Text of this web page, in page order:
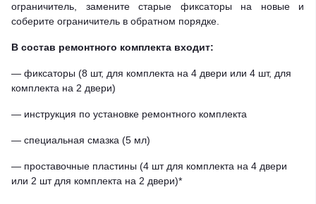
ограничитель, замените старые фиксаторы на новые и
соберите ограничитель в обратном порядке.
В состав ремонтного комплекта входит:
— фиксаторы (8 шт, для комплекта на 4 двери или 4 шт, для
комплекта на 2 двери)
— инструкция по установке ремонтного комплекта
— специальная смазка (5 мл)
— проставочные пластины (4 шт для комплекта на 4 двери
или 2 шт для комплекта на 2 двери)*